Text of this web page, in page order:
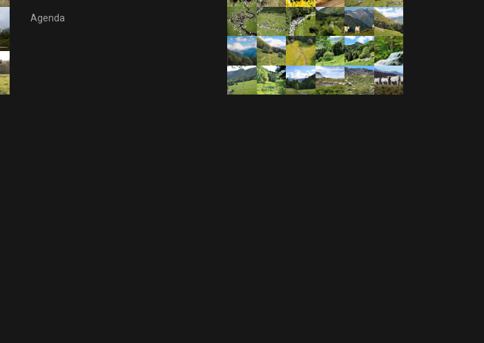
Agenda